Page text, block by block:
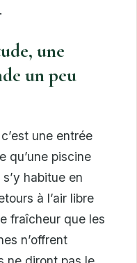
une
un peu
une entrée
qu’une piscine
habitue en
à l’air libre
fraîcheur que les
n’offrent